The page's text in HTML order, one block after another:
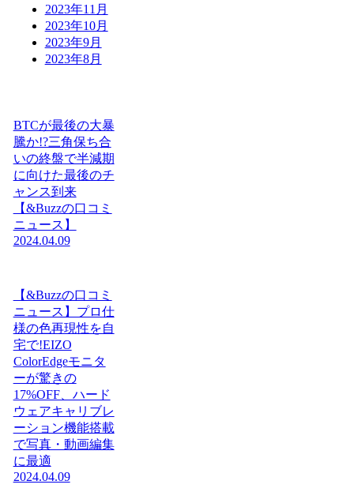
2023年11月
2023年10月
2023年9月
2023年8月
BTCが最後の大暴
騰か!?三角保ち合
いの終盤で半減期
に向けた最後のチ
ャンス到来
【&Buzzの口コミ
ニュース】
2024.04.09
【&Buzzの口コミ
ニュース】プロ仕
様の色再現性を自
宅で!EIZO
ColorEdgeモニタ
ーが驚きの
17%OFF、ハード
ウェアキャリブレ
ーション機能搭載
で写真・動画編集
に最適
2024.04.09